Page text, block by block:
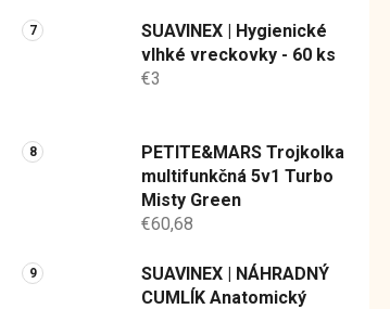
SUAVINEX | Hygienické
vlhké vreckovky - 60 ks
€3
PETITE&MARS Trojkolka
multifunkčná 5v1 Turbo
Misty Green
€60,68
SUAVINEX | NÁHRADNÝ
CUMLÍK Anatomický